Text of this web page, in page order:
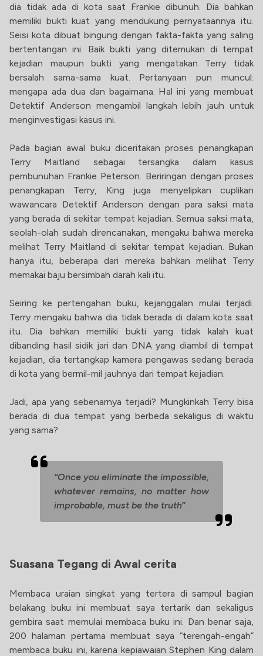
dia tidak ada di kota saat Frankie dibunuh. Dia bahkan
memiliki bukti kuat yang mendukung pernyataannya itu.
Seisi kota dibuat bingung dengan fakta-fakta yang saling
bertentangan ini. Baik bukti yang ditemukan di tempat
kejadian maupun bukti yang mengatakan Terry tidak
bersalah sama-sama kuat. Pertanyaan pun muncul:
mengapa ada dua dan bagaimana. Hal ini yang membuat
Detektif Anderson mengambil langkah lebih jauh untuk
menginvestigasi kasus ini.
Pada bagian awal buku diceritakan proses penangkapan
Terry Maitland sebagai tersangka dalam kasus
pembunuhan Frankie Peterson. Beriringan dengan proses
penangkapan Terry, King juga menyelipkan cuplikan
wawancara Detektif Anderson dengan para saksi mata
yang berada di sekitar tempat kejadian. Semua saksi mata,
seolah-olah sudah direncanakan, mengaku bahwa mereka
melihat Terry Maitland di sekitar tempat kejadian. Bukan
hanya itu, beberapa dari mereka bahkan melihat Terry
memakai baju bersimbah darah kali itu.
Seiring ke pertengahan buku, kejanggalan mulai terjadi.
Terry mengaku bahwa dia tidak berada di dalam kota saat
itu. Dia bahkan memiliki bukti yang tidak kalah kuat
dibanding hasil sidik jari dan DNA yang diambil di tempat
kejadian, dia tertangkap kamera pengawas sedang berada
di kota yang bermil-mil jauhnya dari tempat kejadian.
Jadi, apa yang sebenarnya terjadi? Mungkinkah Terry bisa
berada di dua tempat yang berbeda sekaligus di waktu
yang sama?
“Once you eliminate the impossible,
whatever remains, no matter how
improbable, must be the truth”
Suasana Tegang di Awal cerita
Membaca uraian singkat yang tertera di sampul bagian
belakang buku ini membuat saya tertarik dan sekaligus
gembira saat memulai membaca buku ini. Dan benar saja,
200 halaman pertama membuat saya “terengah-engah”
membaca buku ini, karena kepiawaian Stephen King dalam